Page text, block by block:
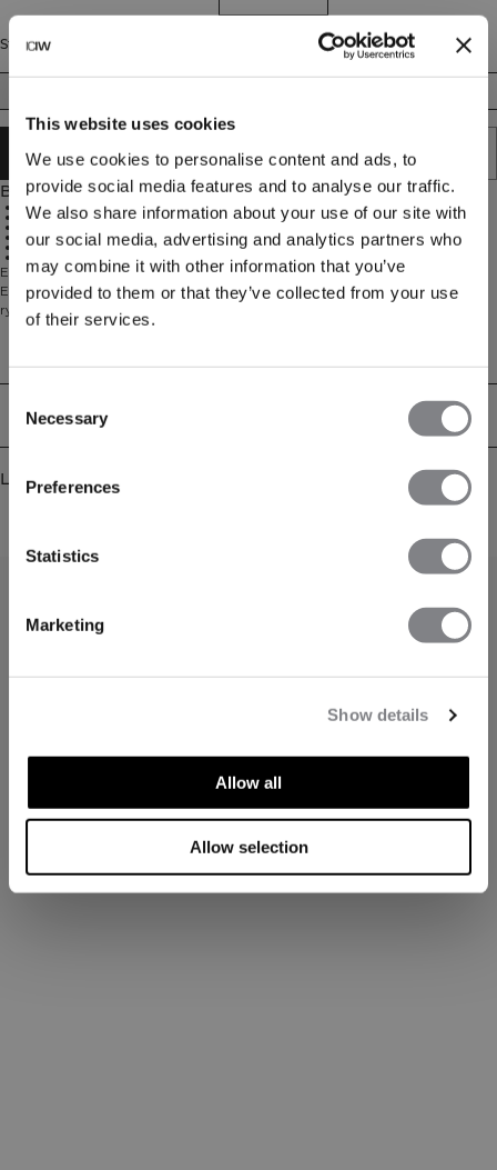
This website uses cookies
We use cookies to personalise content and ads, to
provide social media features and to analyse our traffic.
We also share information about your use of our site with
our social media, advertising and analytics partners who
may combine it with other information that you’ve
provided to them or that they’ve collected from your use
of their services.
Selection
Necessary
Preferences
Statistics
Marketing
Show details
Allow all
Allow selection
Størrelse
LEGG I HANDLEKURVEN
Beskrivelse
57 % polyester, 31 % rayon, 12 % elastan
Åpen rygg med knytning
Diskré logo på brystet
Effektiv fukttransport
Standard lengde
Empowering-kolleksjonen er designet for å fremheve styrke og femininitet.
Empower yourself and make it happen! Denne treningstoppen har åpen
rygg med knytting, høy hals og en diskret logo på brystet. Stoffet gir effektiv
svettetransport og kommer i standard lengde. Finnes i flere farger. 57%
Levering og retur
Lignende produkter